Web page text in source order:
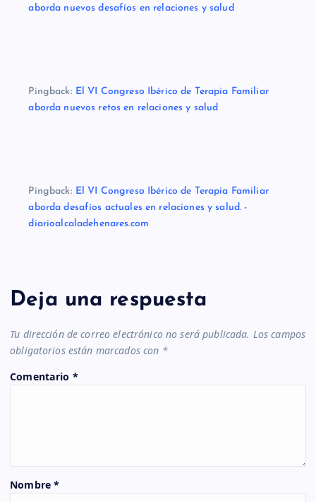
aborda nuevos desafíos en relaciones y salud
Pingback: El VI Congreso Ibérico de Terapia Familiar
aborda nuevos retos en relaciones y salud
Pingback: El VI Congreso Ibérico de Terapia Familiar
aborda desafíos actuales en relaciones y salud. -
diarioalcaladehenares.com
Deja una respuesta
Tu dirección de correo electrónico no será publicada. Los campos
obligatorios están marcados con *
Comentario *
Nombre*